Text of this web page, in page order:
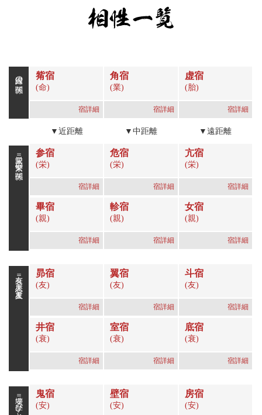
因縁の関係
栄親＝繁栄の関係
友衰＝恋人星、友人星
安壊＝学びと破壊の関係
觜宿
(命)
宿詳細
角宿
(業)
宿詳細
虚宿
(胎)
宿詳細
▼近距離 ▼中距離 ▼遠距離
参宿
(栄)
宿詳細
危宿
(栄)
宿詳細
亢宿
(栄)
宿詳細
畢宿
(親)
宿詳細
軫宿
(親)
宿詳細
女宿
(親)
宿詳細
昴宿
(友)
宿詳細
翼宿
(友)
宿詳細
斗宿
(友)
宿詳細
井宿
(衰)
宿詳細
室宿
(衰)
宿詳細
底宿
(衰)
宿詳細
鬼宿
(安)
壁宿
(安)
房宿
(安)